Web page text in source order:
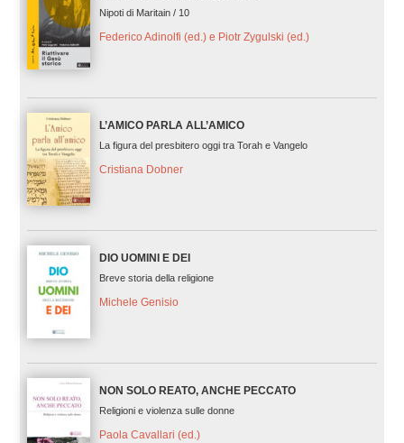
Nipoti di Maritain / 10
Federico Adinolfi (ed.) e Piotr Zygulski (ed.)
L’AMICO PARLA ALL’AMICO
La figura del presbitero oggi tra Torah e Vangelo
Cristiana Dobner
DIO UOMINI E DEI
Breve storia della religione
Michele Genisio
NON SOLO REATO, ANCHE PECCATO
Religioni e violenza sulle donne
Paola Cavallari (ed.)